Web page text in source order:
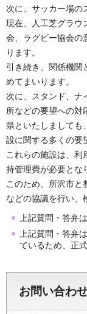
次に、サッカー場の
現在、人工芝グラウ
会、ラグビー協会の
ります。
引き続き、関係機関
めてまいります。
次に、スタンド、ナ
所などの要望への対
県といたしましても
設に関する多くの要
これらの施設は、利
持管理費が必要とな
このため、所沢市と
などの協議を行い、
上記質問・答弁
上記質問・答弁
ているため、正
お問い合わ